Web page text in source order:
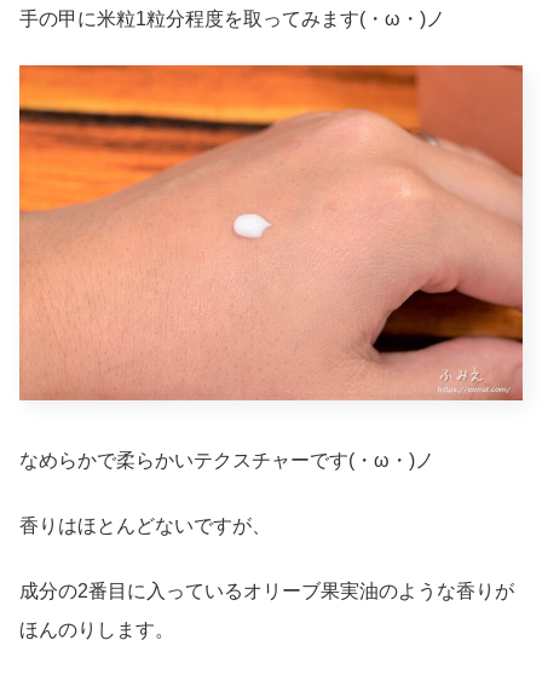
手の甲に米粒1粒分程度を取ってみます(・ω・)ノ
なめらかで柔らかいテクスチャーです(・ω・)ノ
香りはほとんどないですが、
成分の2番目に入っているオリーブ果実油のような香りが
ほんのりします。